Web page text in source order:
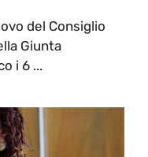
del Consiglio
Giunta
i 6 ...